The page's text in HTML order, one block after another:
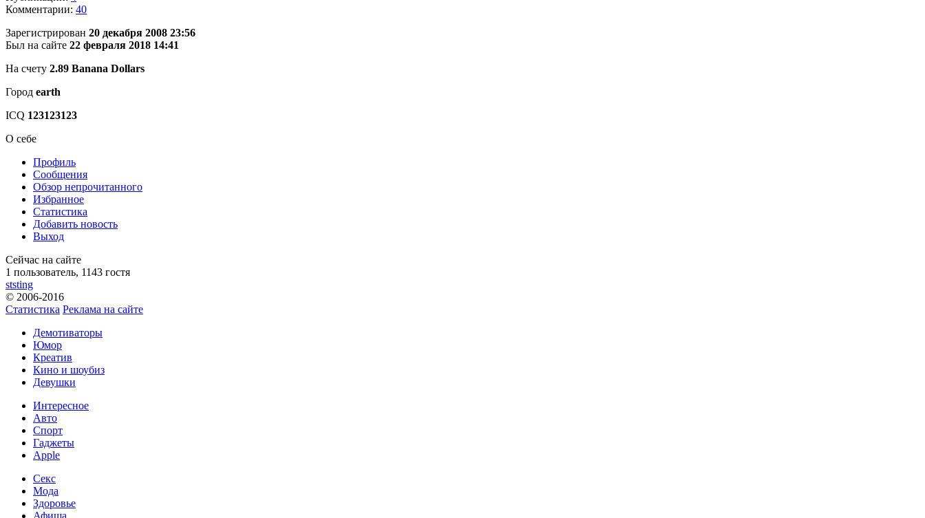
Комментарии: 40
Зарегистрирован 20 декабря 2008 23:56
Был на сайте 22 февраля 2018 14:41
На счету 2.89 Banana Dollars
Город earth
ICQ 123123123
О себе
Профиль
Сообщения
Обзор непрочитанного
Избранное
Статистика
Добавить новость
Выход
Сейчас на сайте
1 пользователь, 1143 гостя
ststing
© 2006-2016
Статистика Реклама на сайте
Демотиваторы
Юмор
Креатив
Кино и шоубиз
Девушки
Интересное
Авто
Спорт
Гаджеты
Apple
Секс
Мода
Здоровье
Афиша